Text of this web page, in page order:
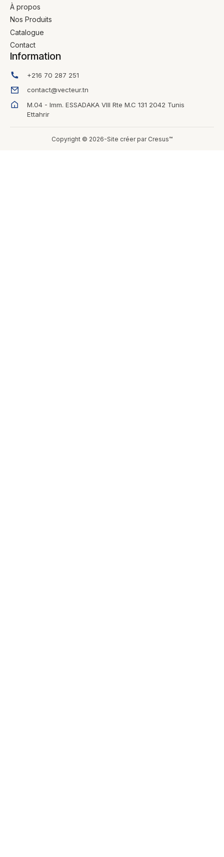
À propos
Nos Produits
Catalogue
Contact
Information
+216 70 287 251
contact@vecteur.tn
M.04 - Imm. ESSADAKA VIII Rte M.C 131 2042 Tunis
Ettahrir
Copyright © 2026-Site créer par Cresus™